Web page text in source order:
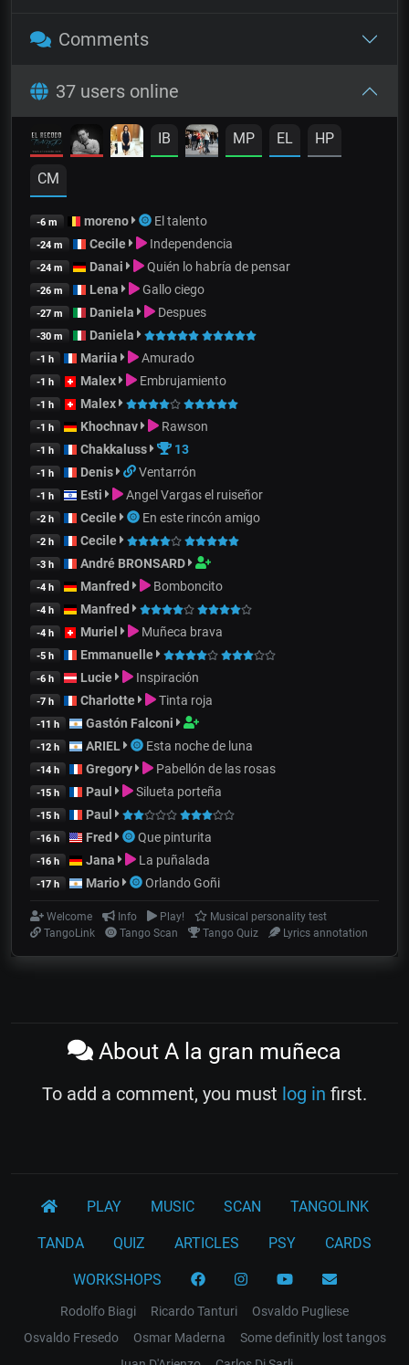
Comments
37 users online
IB MP EL HP
CM
-6 m moreno El talento
-24 m Cecile Independencia
-24 m Danai Quién lo habría de pensar
-26 m Lena Gallo ciego
-27 m Daniela Despues
-30 m Daniela
-1 h Mariia Amurado
-1 h Malex Embrujamiento
-1 h Malex
-1 h Khochnav Rawson
-1 h Chakkaluss 13
-1 h Denis Ventarrón
-1 h Esti Angel Vargas el ruiseñor
-2 h Cecile En este rincón amigo
-2 h Cecile
-3 h André BRONSARD
-4 h Manfred Bomboncito
-4 h Manfred
-4 h Muriel Muñeca brava
-5 h Emmanuelle
-6 h Lucie Inspiración
-7 h Charlotte Tinta roja
-11 h Gastón Falconi
-12 h ARIEL Esta noche de luna
-14 h Gregory Pabellón de las rosas
-15 h Paul Silueta porteña
-15 h Paul
-16 h Fred Que pinturita
-16 h Jana La puñalada
-17 h Mario Orlando Goñi
Welcome Info Play!
Musical personality test
TangoLink
Tango Scan Tango Quiz Lyrics annotation
About A la gran muñeca
To add a comment, you must log in first.
PLAY MUSIC SCAN TANGOLINK
TANDA QUIZ ARTICLES PSY CARDS
WORKSHOPS
Rodolfo Biagi Ricardo Tanturi
Osvaldo Pugliese
Osvaldo Fresedo
Osmar Maderna
Some definitly lost tangos